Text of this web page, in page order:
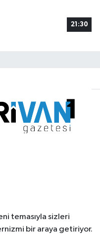
21:30
temasıyla sizleri
bir araya getiriyor.